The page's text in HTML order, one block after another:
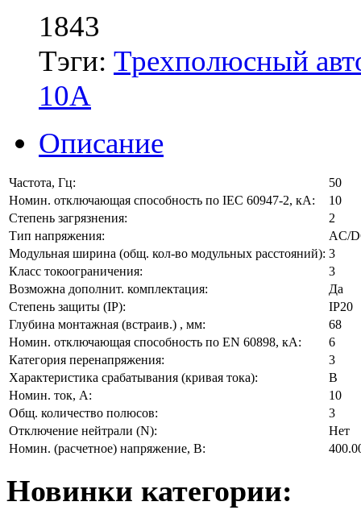
1843
Тэги: Трехполюсный
10А
Описание
Частота, Гц:
50
Номин. отключающая способность по IEC 60947-2, кА:
10
Степень загрязнения:
2
Тип напряжения:
AC/
Модульная ширина (общ. кол-во модульных расстояний): 3
Класс токоограничения:
3
Возможна дополнит. комплектация:
Да
Степень защиты (IP):
IP20
Глубина монтажная (встраив.) , мм:
68
Номин. отключающая способность по EN 60898, кА:
6
Категория перенапряжения:
3
Характеристика срабатывания (кривая тока):
B
Номин. ток, А:
10
Общ. количество полюсов:
3
Отключение нейтрали (N):
Нет
Номин. (расчетное) напряжение, В:
Новинки категории: